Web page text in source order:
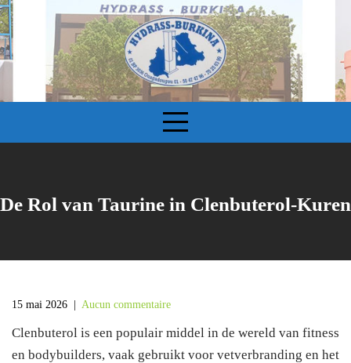
S
k
i
p
o
o
e
n
De Rol van Taurine in Clenbuterol-Kuren
15 mai 2026 Aucun commentaire
Clenbuterol is een populair middel in de wereld van fitness
en bodybuilders, vaak gebruikt voor vetverbranding en het